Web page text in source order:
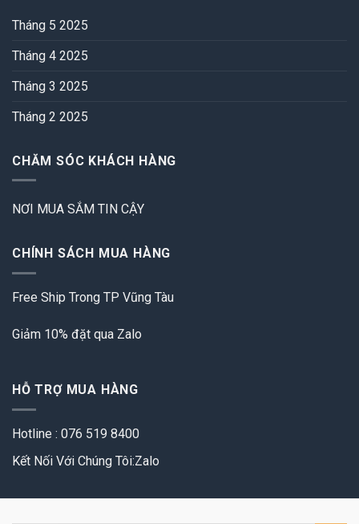
Tháng 5 2025
Tháng 4 2025
Tháng 3 2025
Tháng 2 2025
CHĂM SÓC KHÁCH HÀNG
NƠI MUA SẮM TIN CẬY
CHÍNH SÁCH MUA HÀNG
Free Ship Trong TP Vũng Tàu
Giảm 10% đặt qua Zalo
HỖ TRỢ MUA HÀNG
Hotline : 076 519 8400
Kết Nối Với Chúng Tôi:Zalo